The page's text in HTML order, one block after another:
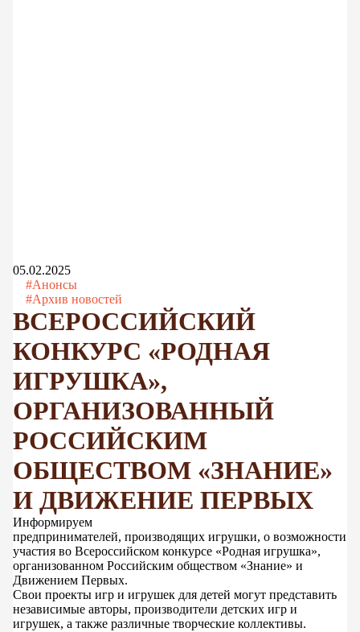
05.02.2025
#Анонсы
#Архив новостей
ВСЕРОССИЙСКИЙ
КОНКУРС «РОДНАЯ
ИГРУШКА»,
ОРГАНИЗОВАННЫЙ
РОССИЙСКИМ
ОБЩЕСТВОМ «ЗНАНИЕ»
И ДВИЖЕНИЕ ПЕРВЫХ
Информируем
предпринимателей, производящих игрушки, о возможности
участия во Всероссийском конкурсе «Родная игрушка»,
организованном Российским обществом «Знание» и
Движением Первых.
Свои проекты игр и игрушек для детей могут представить
независимые авторы, производители детских игр и
игрушек, а также различные творческие коллективы.